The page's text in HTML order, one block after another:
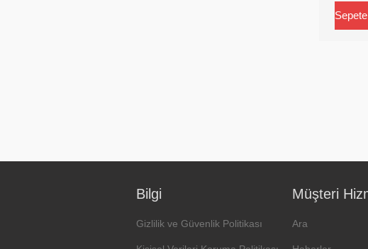
Bilgi
Gizlilik ve Güvenlik Politikası
Müşteri
Ara